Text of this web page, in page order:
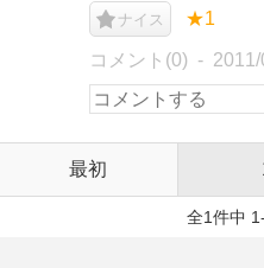
ナイス ★1
コメント(0)
最初
全1件中